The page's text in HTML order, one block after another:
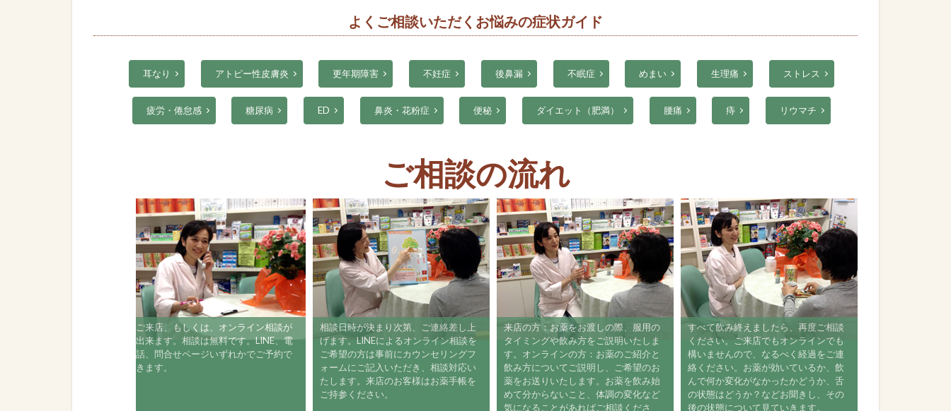
よくご相談いただくお悩みの症状ガイド
耳なり アトピー性皮膚炎 更年期障害 不妊症 後鼻漏 不眠症 めまい 生理痛 ストレス
疲労・倦怠感 糖尿病 ED 鼻炎・花粉症 便秘 ダイエット（肥満） 腰痛 痔 リウマチ
ご相談の流れ
ご来店、もしくは、オンライン相談が
出来ます。相談は無料です。LINE、電
話、問合せページいずれかでご予約で
きます。
相談日時が決まり次第、ご連絡差し上
げます。LINEによるオンライン相談を
ご希望の方は事前にカウンセリングフ
ォームにご記入いただき、相談対応い
たします。来店のお客様はお薬手帳を
ご持参ください。
来店の方：お薬をお渡しの際、服用の
タイミングや飲み方をご説明いたしま
す。オンラインの方：お薬のご紹介と
飲み方についてご説明し、ご希望のお
薬をお送りいたします。お薬を飲み始
めて分からないこと、体調の変化など
気になることがあればご相談くださ
すべて飲み終えましたら、再度ご相談
ください。ご来店でもオンラインでも
構いませんので、なるべく経過をご連
絡ください。お薬が効いているか、飲
んで何か変化がなかったかどうか、舌
の状態はどうか？などお聞きし、その
後の状態について見ていきます。